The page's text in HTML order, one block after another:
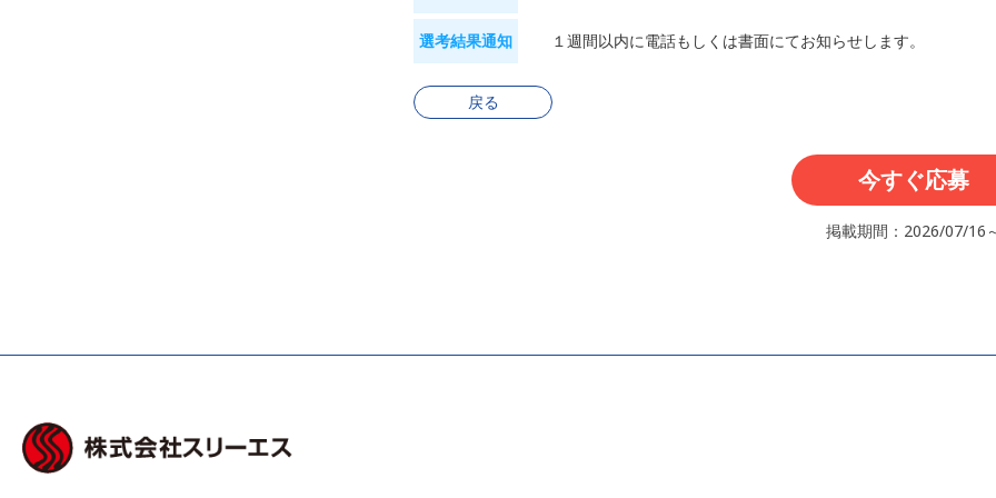
選考結果通知 １週間以内に電話もしくは書面にてお知らせします。
戻る
今すぐ応募
掲載期間：2026/07/16